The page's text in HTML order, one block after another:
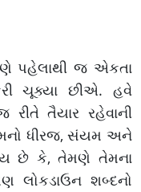
પહેલાથી જ એકતા
ચૂક્યા છીએ. હવે
તૈયાર રહેવાની
ધીરજ, સંયમ અને
છે કે, તેમણે તેમના
લોકડાઉન શબ્દનો